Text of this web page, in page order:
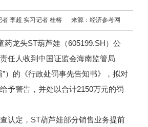
者 李超 实习记者 桂榕 来源：经济参考网
药龙头ST葫芦娃（605199.SH）公
任人收到中国证监会海南监管局
”）的《行政处罚事先告知书》，拟对
予警告，并处以合计2150万元的罚
认定，ST葫芦娃部分销售业务提前